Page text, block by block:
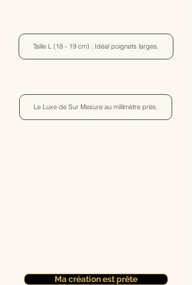
Taille L (18 - 19 cm) : Idéal poignets larges.
Le Luxe de Sur Mesure au millimètre près.
Ma création est prête